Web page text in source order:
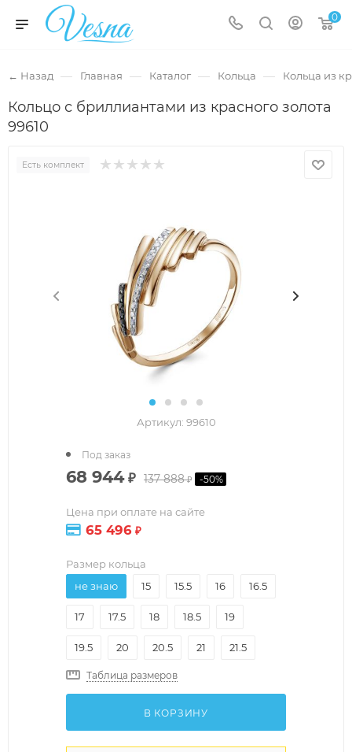
0
← Назад — Главная — Каталог — Кольца — Кольца из
Кольцо с бриллиантами из красного золота
99610
Есть комплект
Артикул: 99610
68 944₽ 137 888₽ -50%
Цена при оплате на сайте
65 496 ₽
Под заказ
Размер кольца
не знаю
15 15.5 16 16.5
17 17.5 18 18.5 19
19.5 20 20.5 21 21.5
Таблица размеров
В КОРЗИНУ